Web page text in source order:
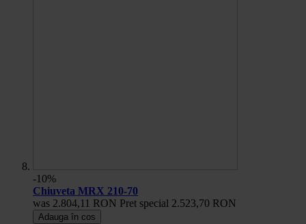
-10%
Chiuveta MRX 210-70
was 2.804,11 RON Pret special 2.523,70 RON
Adauga în cos